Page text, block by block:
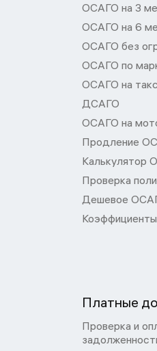
ОСАГО на 3
ОСАГО на 6
ОСАГО без
ОСАГО по
ОСАГО на
ДСАГО
ОСАГО на
Продление
Калькулятор
Проверка
Дешевое
Платные
Проверка и